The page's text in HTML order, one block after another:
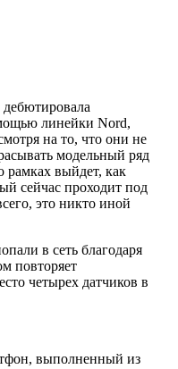
дебютировала
линейки Nord,
на то, что они не
модельный ряд
рамках выйдет, как
сейчас проходит под
это никто иной
в сеть благодаря
повторяет
четырех датчиков в
выполненный из